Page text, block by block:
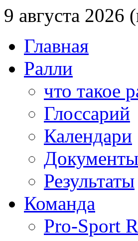
9 августа 2026
Главная
Ралли
что такое
Глоссарий
Календари
Документы
Результаты
Команда
Pro-Sport